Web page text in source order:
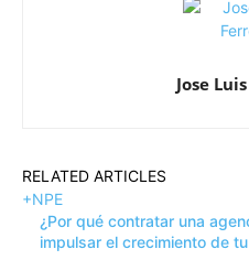
Jose
RELATED ARTICLES
+NPE
¿Por qué contratar una
impulsar el crecimiento de